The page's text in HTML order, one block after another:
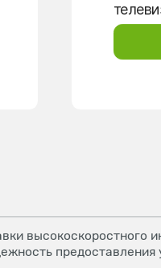
высокоскоростного